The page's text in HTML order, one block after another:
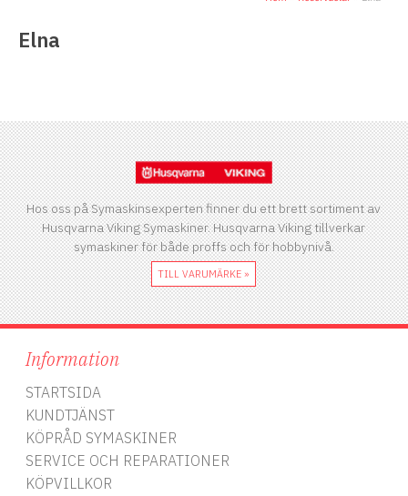
Elna
Hos oss på Symaskinsexperten finner du ett brett sortiment av
Husqvarna Viking Symaskiner. Husqvarna Viking tillverkar
symaskiner för både proffs och för hobbynivå.
TILL VARUMÄRKE »
Information
STARTSIDA
KUNDTJÄNST
KÖPRÅD SYMASKINER
SERVICE OCH REPARATIONER
KÖPVILLKOR